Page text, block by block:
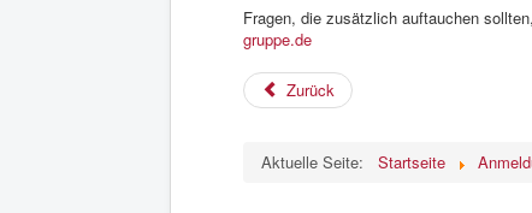
Fragen, die zusätzlich auftauchen
gruppe.de
Zurück
Aktuelle Seite: Startseite